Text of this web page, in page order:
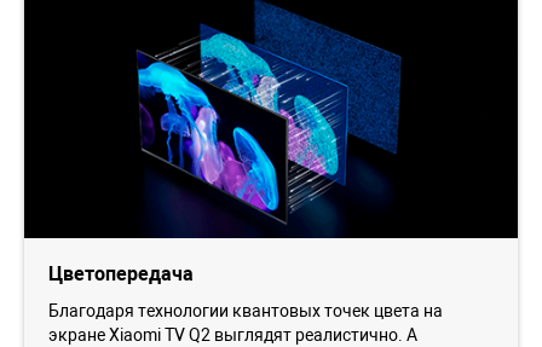
Цветопередача
Благодаря технологии квантовых точек цвета на
экране Xiaomi TV Q2 выглядят реалистично. А